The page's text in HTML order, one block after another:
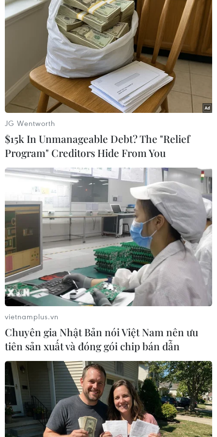
#Hải Dương #Viện Kiểm sát Nhân dân
#Vũ Thị Tuyết
#Môi giới mại dâm
#Mạng xã hội
Hải Dương
TP. Hải Phòng
TIN LIÊN QUAN
Phá đường dây môi giới mại dâm tiếp viên
hàng không giá ngàn USD
10/08/2023 15:03
Công an TP.HCM cho biết mới triệt phá đường dây môi
giới mại dâm "ngàn USD" do Võ Thị Mỹ Hạnh, ngụ
JG Wentworth
$15k In Unmanageable Debt? The "Relief
Program" Creditors Hide From You
vietnamplus.vn
Chuyên gia Nhật Bản nói Việt Nam nên ưu
tiên sản xuất và đóng gói chip bán dẫn